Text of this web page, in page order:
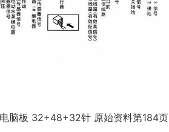
脑板 32+48+32针 原始资料第184页